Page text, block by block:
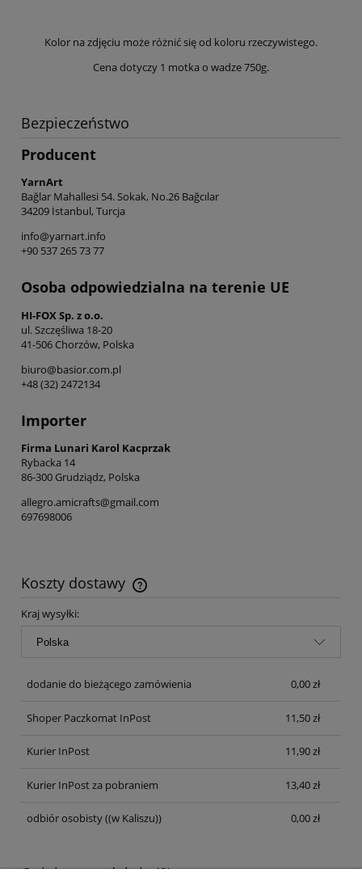
Kolor na zdjęciu może różnić się od koloru rzeczywistego.
Cena dotyczy 1 motka o wadze 750g.
Bezpieczeństwo
Producent
YarnArt
Bağlar Mahallesi 54. Sokak, No.26 Bağcılar
34209 İstanbul, Turcja
info@yarnart.info
+90 537 265 73 77
Osoba odpowiedzialna na terenie UE
HI-FOX Sp. z o.o.
ul. Szczęśliwa 18-20
41-506 Chorzów, Polska
biuro@basior.com.pl
+48 (32) 2472134
Importer
Firma Lunari Karol Kacprzak
Rybacka 14
86-300 Grudziądz, Polska
allegro.amicrafts@gmail.com
697698006
Koszty dostawy
Cena nie zawiera ewentualnych kosztów płatności
Kraj wysyłki:
dodanie do bieżącego zamówienia 0,00 zł
Shoper Paczkomat InPost 11,50 zł
Kurier InPost 11,90 zł
Kurier InPost za pobraniem 13,40 zł
odbiór osobisty((w Kaliszu)) 0,00 zł
Opinie o produkcie (0)